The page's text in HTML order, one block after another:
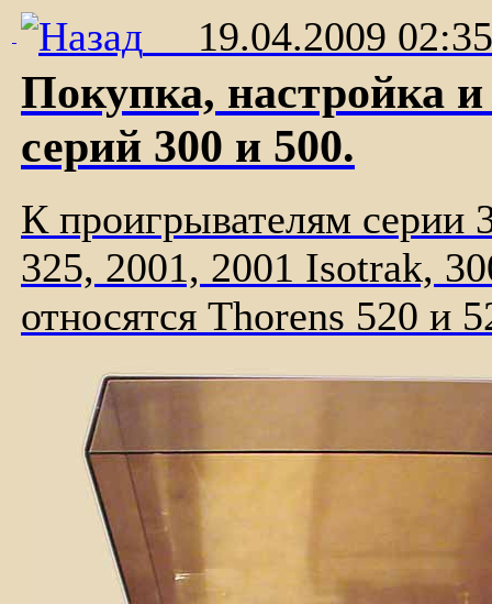
19.04.2009 02:35
Покупка, настройка
серий 300 и 500.
К проигрывателям серии
325, 2001, 2001 Isotrak,
относятся Thorens 520 и